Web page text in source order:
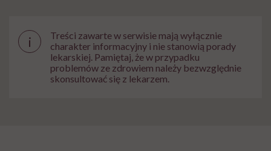
i
Treści zawarte w serwisie mają wyłącznie
charakter informacyjny i nie stanowią porady
lekarskiej. Pamiętaj, że w przypadku
problemów ze zdrowiem należy bezwzględnie
skonsultować się z lekarzem.